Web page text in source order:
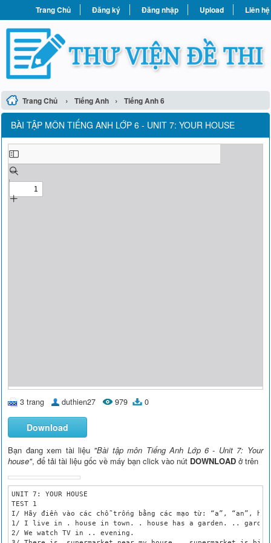
Trang Chủ Đăng ký Đăng nhập Upload Liên hệ
Trang Chủ › Tiếng Anh › Tiếng Anh 6
BÀI TẬP MÔN TIẾNG ANH LỚP 6 - UNIT 7: YOUR HOUSE
3 trang duthien27 979 0
Download
Bạn đang xem tài liệu "Bài tập môn Tiếng Anh Lớp 6 - Unit 7: Your
house", để tải tài liệu gốc về máy bạn click vào nút DOWNLOAD ở trên
UNIT 7: YOUR HOUSE
TEST 1
I/ Hãy điền vào các chỗ trống bằng các mạo từ: “a”, “an”,
1/ I live in . house in town. . house has a garden. ..
2/ We watch TV in .. evening.